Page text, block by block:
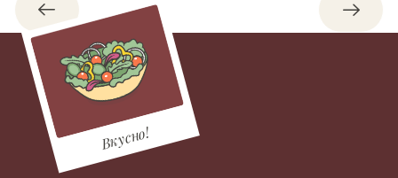
Обратно
Вкусно!